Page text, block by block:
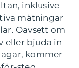
inklusive
mätningar
Oavsett om
eller bjuda in
kommer